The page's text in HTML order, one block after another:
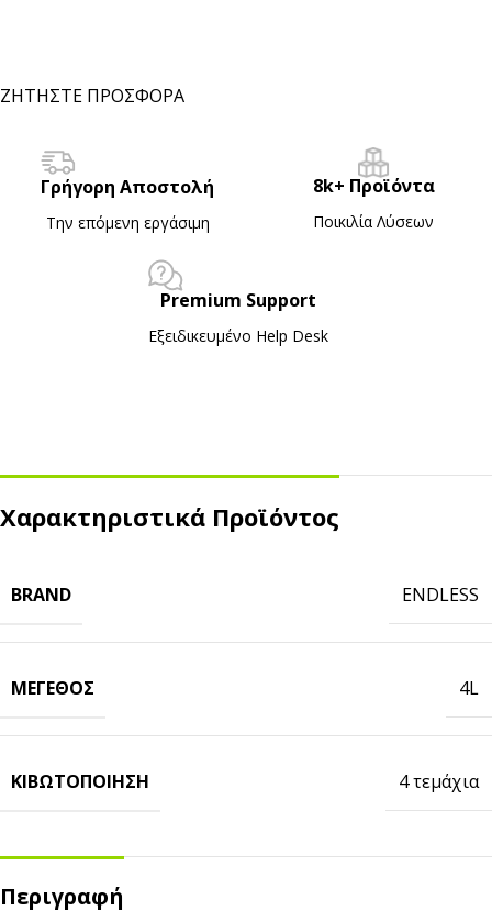
ΖΗΤΗΣΤΕ ΠΡΟΣΦΟΡΑ
Γρήγορη Αποστολή
Την επόμενη εργάσιμη
8k+ Προϊόντα
Ποικιλία Λύσεων
Premium Support
Εξειδικευμένο Ηelp Desk
Χαρακτηριστικά Προϊόντος
BRAND ENDLESS
ΜΈΓΕΘΟΣ 4L
ΚΙΒΩΤΟΠΟΊΗΣΗ 4 τεμάχια
Περιγραφή